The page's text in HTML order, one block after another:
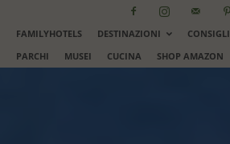
FAMILYHOTELS DESTINAZIONI CONSIGLI
PARCHI
MUSEI CUCINA SHOP AMAZON